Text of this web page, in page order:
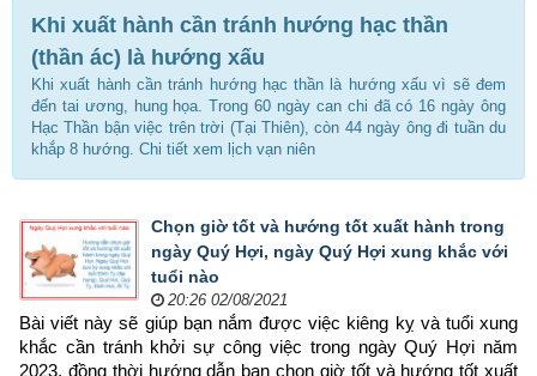
Khi xuất hành cần tránh hướng hạc thần
(thần ác) là hướng xấu
Khi xuất hành cần tránh hướng hạc thần là hướng xấu vì sẽ đem
đến tai ương, hung họa. Trong 60 ngày can chi đã có 16 ngày ông
Hạc Thần bận việc trên trời (Tại Thiên), còn 44 ngày ông đi tuần du
khắp 8 hướng. Chi tiết xem lịch vạn niên
Chọn giờ tốt và hướng tốt xuất hành trong
ngày Quý Hợi, ngày Quý Hợi xung khắc với
tuổi nào
20:26 02/08/2021
Bài viết này sẽ giúp bạn nắm được việc kiêng kỵ và tuổi xung
khắc cần tránh khởi sự công việc trong ngày Quý Hợi năm
2023, đồng thời hướng dẫn bạn chọn giờ tốt và hướng tốt xuất